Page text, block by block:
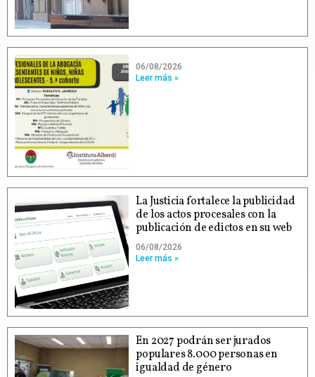
06/08/2026
Leer más »
La Justicia fortalece la publicidad
de los actos procesales con la
publicación de edictos en su web
06/08/2026
Leer más »
En 2027 podrán ser jurados
populares 8.000 personas en
igualdad de género